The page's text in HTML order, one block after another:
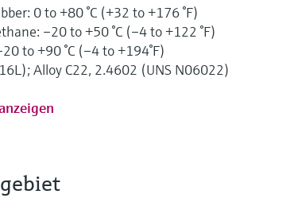
0 to +80 °C (+32 to +176 °F)
–20 to +50 °C (–4 to +122 °F)
to +90 °C (–4 to +194°F)
Alloy C22, 2.4602 (UNS N06022)